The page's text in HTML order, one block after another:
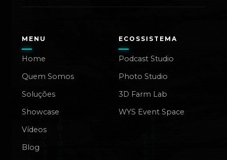
MENU
Home
Quem Somos
Soluções
Showcase
Vídeos
Blog
ECOSSISTEMA
Podcast Studio
Photo Studio
3D Farm Lab
WYS Event Space